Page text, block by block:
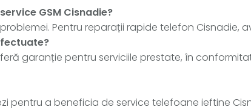
GSM Cisnadie?
Pentru reparații rapide telefon Cisnadie,
garanție pentru serviciile prestate, în
pentru a beneficia de service telefoane ieftine